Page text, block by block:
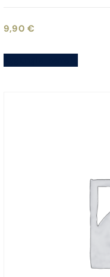
9,90 €